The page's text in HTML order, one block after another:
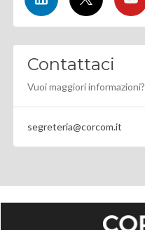
Contattaci
Vuoi maggiori informazioni?
segreteria@corcom.it